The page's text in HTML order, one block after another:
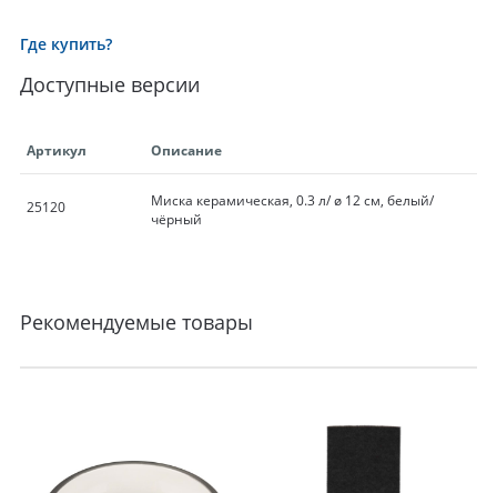
Где купить?
Доступные версии
Артикул Описание
25120
Миска керамическая, 0.3 л/ ø 12 см, белый/
чёрный
Рекомендуемые товары